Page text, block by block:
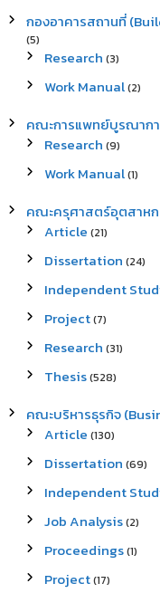
กองอาคารสถานที่
(5)
Research (3)
Work Manual(2)
คณะการแพทย์บูรณาก
Research (9)
Work Manual(1)
คณะครุศาสตร์อุตสาห
Article (21)
Dissertation (24)
Independent
Project(7)
Research (31)
Thesis(528)
คณะบริหารธุรกิจ
Article (130)
Dissertation (69)
Independent
Job Analysis(2)
Proceedings(1)
Project(17)